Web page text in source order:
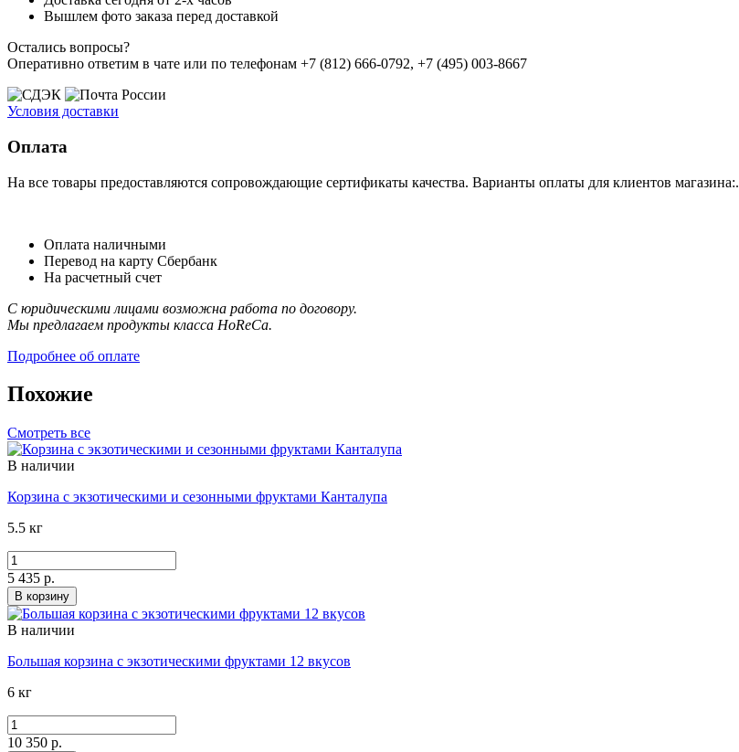
Вышлем фото заказа перед доставкой
Остались вопросы?
Оперативно ответим в чате или по телефонам +7 (812) 666-0792, +7 (495) 003-8667
Условия доставки
Оплата
На все товары предоставляются сопровождающие сертификаты качества. Варианты оплаты для клиентов магазина:.
Оплата наличными
Перевод на карту Сбербанк
На расчетный счет
С юридическими лицами возможна работа по договору.
Мы предлагаем продукты класса HoReCa.
Подробнее об оплате
Похожие
Смотреть все
В наличии
Корзина с экзотическими и сезонными фруктами Канталупа
5.5 кг
5 435 р.
В корзину
В наличии
Большая корзина с экзотическими фруктами 12 вкусов
6 кг
10 350 р.